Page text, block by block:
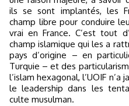
ils se sont implantés, les
champ libre pour conduire
vrai en France. C’est tout
champ islamique qui les a
pays d’origine – en
Turquie – et des
l’islam hexagonal, l’UOIF
le leadership dans les
culte musulman.